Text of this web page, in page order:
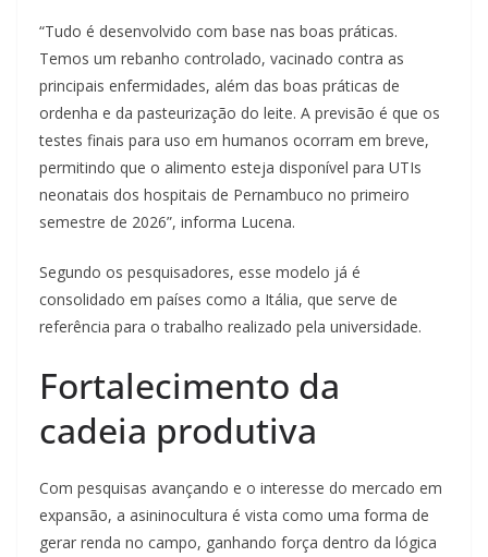
“Tudo é desenvolvido com base nas boas práticas.
Temos um rebanho controlado, vacinado contra as
principais enfermidades, além das boas práticas de
ordenha e da pasteurização do leite. A previsão é que os
testes finais para uso em humanos ocorram em breve,
permitindo que o alimento esteja disponível para UTIs
neonatais dos hospitais de Pernambuco no primeiro
semestre de 2026”, informa Lucena.
Segundo os pesquisadores, esse modelo já é
consolidado em países como a Itália, que serve de
referência para o trabalho realizado pela universidade.
Fortalecimento da
cadeia produtiva
Com pesquisas avançando e o interesse do mercado em
expansão, a asininocultura é vista como uma forma de
gerar renda no campo, ganhando força dentro da lógica